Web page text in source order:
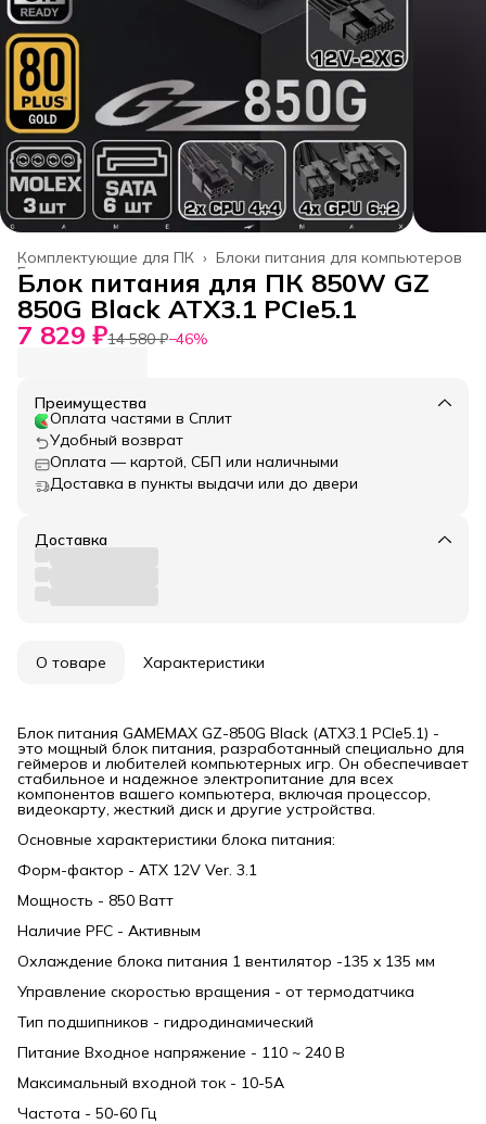
Блоки питания для компьютеров
Комплектующие для ПК ›
Главная
Блок питания для ПК 850W GZ
850G Black ATX3.1 PCIe5.1
7 829 ₽14 580 ₽−46%
Преимущества
Оплата частями в Сплит
Удобный возврат
Оплата — картой, СБП или наличными
Доставка в пункты выдачи или до двери
Доставка
О товаре Характеристики
Блок питания GAMEMAX GZ-850G Black (ATX3.1 PCIe5.1) -
это мощный блок питания, разработанный специально для
геймеров и любителей компьютерных игр. Он обеспечивает
стабильное и надежное электропитание для всех
компонентов вашего компьютера, включая процессор,
видеокарту, жесткий диск и другие устройства.
Основные характеристики блока питания:
Форм-фактор - ATX 12V Ver. 3.1
Мощность - 850 Ватт
Наличие PFC - Активным
Охлаждение блока питания 1 вентилятор -135 x 135 мм
Управление скоростью вращения - от термодатчика
Тип подшипников - гидродинамический
Питание Входное напряжение - 110 ~ 240 В
Максимальный входной ток - 10-5А
Частота - 50-60 Гц